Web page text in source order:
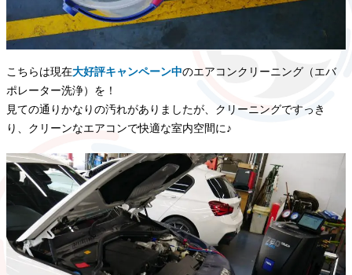
こちらは現在大好評キャンペーン中のエアコンクリーニング（エバ
ポレーター洗浄）を！
見ての通りかなりの汚れがありましたが、クリーニングですっき
り、クリーンなエアコンで快適な室内空間に♪